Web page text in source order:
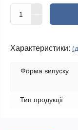
Характеристики:
Форма випуску
Тип продукції